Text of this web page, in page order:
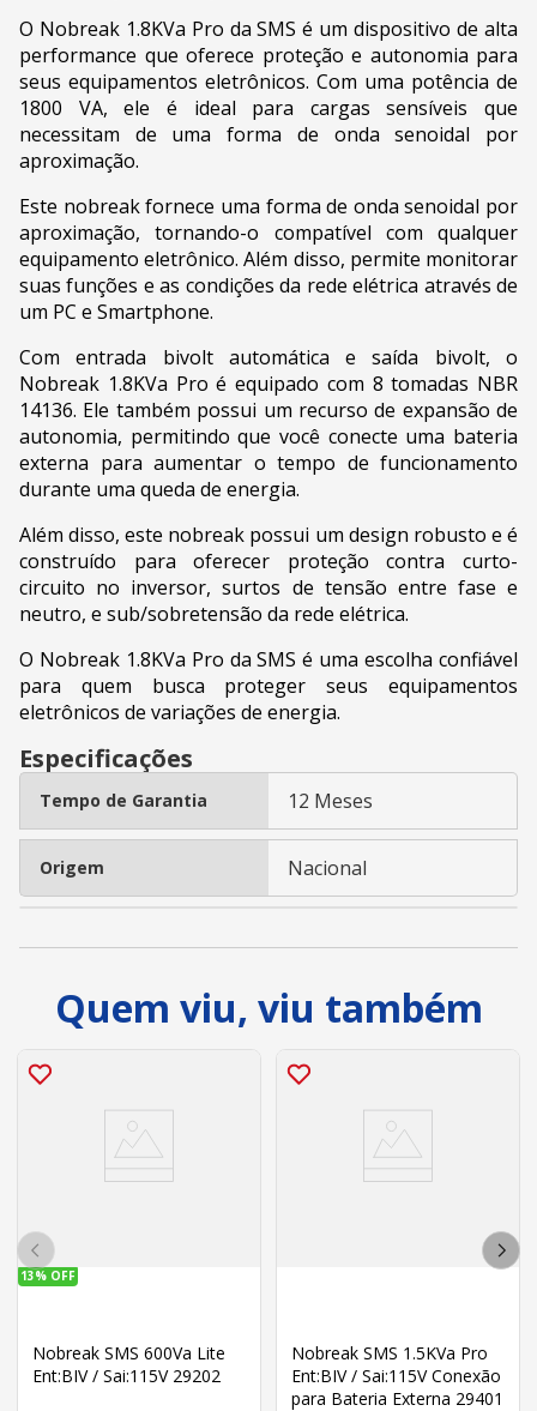
O Nobreak 1.8KVa Pro da SMS é um dispositivo de alta
performance que oferece proteção e autonomia para
seus equipamentos eletrônicos. Com uma potência de
1800 VA, ele é ideal para cargas sensíveis que
necessitam de uma forma de onda senoidal por
aproximação.
Este nobreak fornece uma forma de onda senoidal por
aproximação, tornando-o compatível com qualquer
equipamento eletrônico. Além disso, permite monitorar
suas funções e as condições da rede elétrica através de
um PC e Smartphone.
Com entrada bivolt automática e saída bivolt, o
Nobreak 1.8KVa Pro é equipado com 8 tomadas NBR
14136. Ele também possui um recurso de expansão de
autonomia, permitindo que você conecte uma bateria
externa para aumentar o tempo de funcionamento
durante uma queda de energia.
Além disso, este nobreak possui um design robusto e é
construído para oferecer proteção contra curto-
circuito no inversor, surtos de tensão entre fase e
neutro, e sub/sobretensão da rede elétrica.
O Nobreak 1.8KVa Pro da SMS é uma escolha confiável
para quem busca proteger seus equipamentos
eletrônicos de variações de energia.
Especificações
Tempo de Garantia 12 Meses
Origem Nacional
Quem viu, viu também
13% OFF
Nobreak SMS 600Va Lite
Ent:BIV / Sai:115V 29202
Nobreak SMS 1.5KVa Pro
Ent:BIV / Sai:115V Conexão
para Bateria Externa 29401